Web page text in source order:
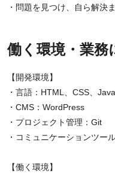
・問題を見つけ、自ら解決
働く環境・業務
【開発環境】
・言語：HTML、CSS、
・CMS：WordPress
・プロジェクト管理：Git
・コミュニケーションツー
【働く環境】